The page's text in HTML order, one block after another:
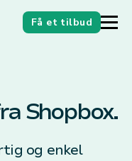
Få et tilbud
Shopbox.
og enkel